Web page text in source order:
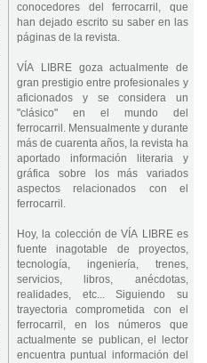
conocedores del ferrocarril, que
han dejado escrito su saber en las
páginas de la revista.
VÍA LIBRE goza actualmente de
gran prestigio entre profesionales y
aficionados y se considera un
"clásico" en el mundo del
ferrocarril. Mensualmente y durante
más de cuarenta años, la revista ha
aportado información literaria y
gráfica sobre los más variados
aspectos relacionados con el
ferrocarril.
Hoy, la colección de VÍA LIBRE es
fuente inagotable de proyectos,
tecnología, ingeniería, trenes,
servicios, libros, anécdotas,
realidades, etc... Siguiendo su
trayectoria comprometida con el
ferrocarril, en los números que
actualmente se publican, el lector
encuentra puntual información del